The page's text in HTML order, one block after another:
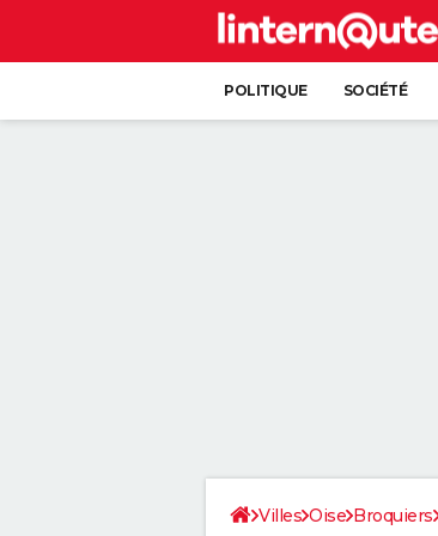
POLITIQUE SOCIÉTÉ
Villes Oise Broquiers